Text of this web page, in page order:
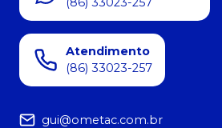
Atendimento
(86) 33023-257
gui@ometac.com.br